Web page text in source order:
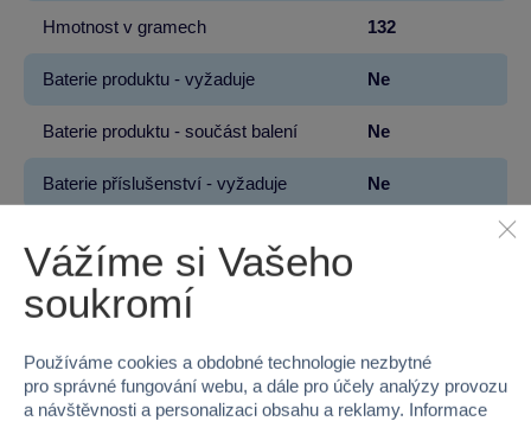
Hmotnost v gramech 132
Baterie produktu - vyžaduje Ne
Baterie produktu - součást balení Ne
Baterie příslušenství - vyžaduje Ne
Proč nakupovat ve Sparkys?
Vážíme si Vašeho
soukromí
Používáme cookies a obdobné technologie nezbytné
pro správné fungování webu, a dále pro účely analýzy provozu
a návštěvnosti a personalizaci obsahu a reklamy. Informace